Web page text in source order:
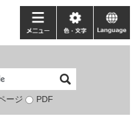
検ージ PDF
メ
ニ
ー
色・
文
language